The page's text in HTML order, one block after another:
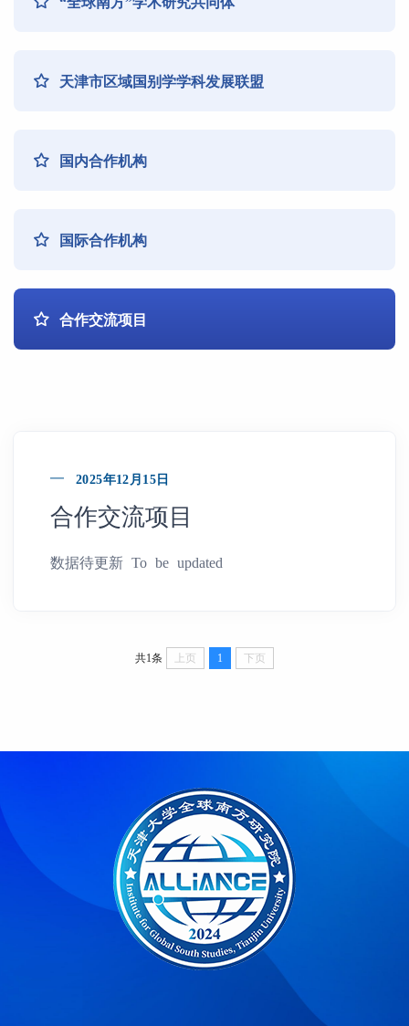
天津市区域国别学学科发展联盟
国内合作机构
国际合作机构
合作交流项目
2025年12月15日
合作交流项目
数据待更新 To be updated
共1条 上页 1 下页